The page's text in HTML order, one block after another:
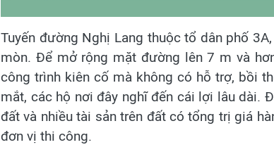
Tuyến đường Nghị Lang thuộc tổ dân phố
mòn. Để mở rộng mặt đường lên 7 m và
công trình kiên cố mà không có hỗ trợ, bồi
mắt, các hộ nơi đây nghĩ đến cái lợi lâu dài.
đất và nhiều tài sản trên đất có tổng trị giá
đơn vị thi công.